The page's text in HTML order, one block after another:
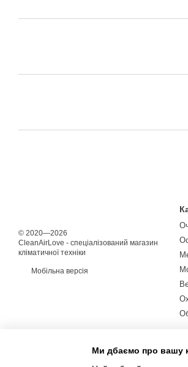
© 2020—2026
CleanAirLove - спеціалізований магазин
кліматичної техніки
Мобільна версія
Ми дбаємо про вашу